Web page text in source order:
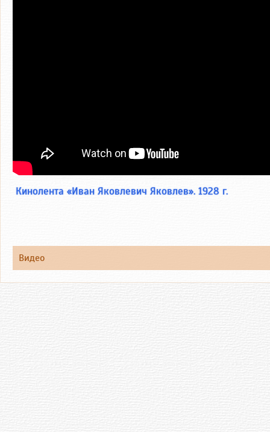
Кинолента «Иван Яковлевич Яковлев». 1928 г.
Видео